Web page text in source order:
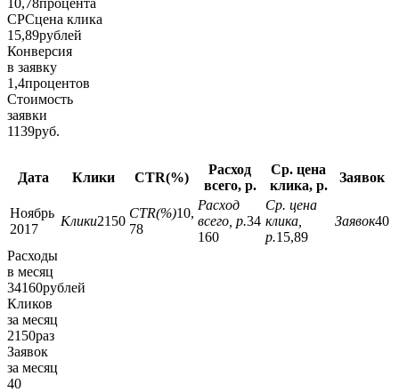
10,78процента
СРСцена клика
15,89рублей
Конверсия
в заявку
1,4процентов
Стоимость
заявки
1139руб.
Дата Клики CTR(%)
Расход
всего, р.
Ср. цена
клика, р.
Заявок
Ноябрь
2017
Клики2150
CTR(%)10,
78
Расход
всего, р.34
160
Ср. цена
клика,
р.15,89
Заявок40
Расходы
в месяц
34160рублей
Кликов
за месяц
2150раз
Заявок
за месяц
40